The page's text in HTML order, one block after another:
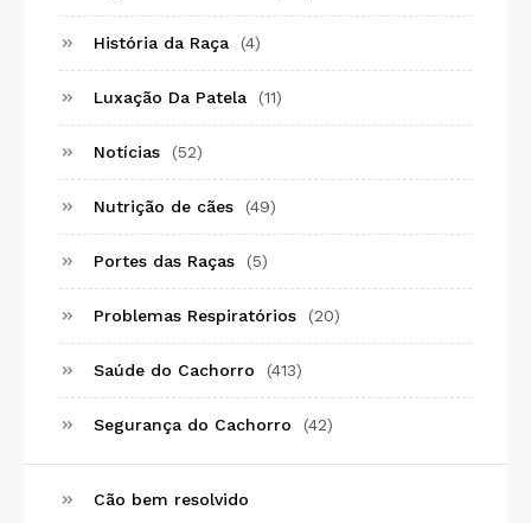
História da Raça (4)
Luxação Da Patela (11)
Notícias (52)
Nutrição de cães (49)
Portes das Raças (5)
Problemas Respiratórios (20)
Saúde do Cachorro (413)
Segurança do Cachorro (42)
Cão bem resolvido